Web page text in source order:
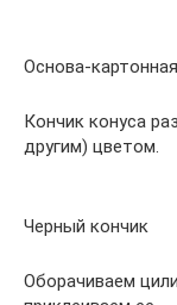
Основа-
Кончик конуса
другим) цветом.
Черный кончик
Оборачиваем